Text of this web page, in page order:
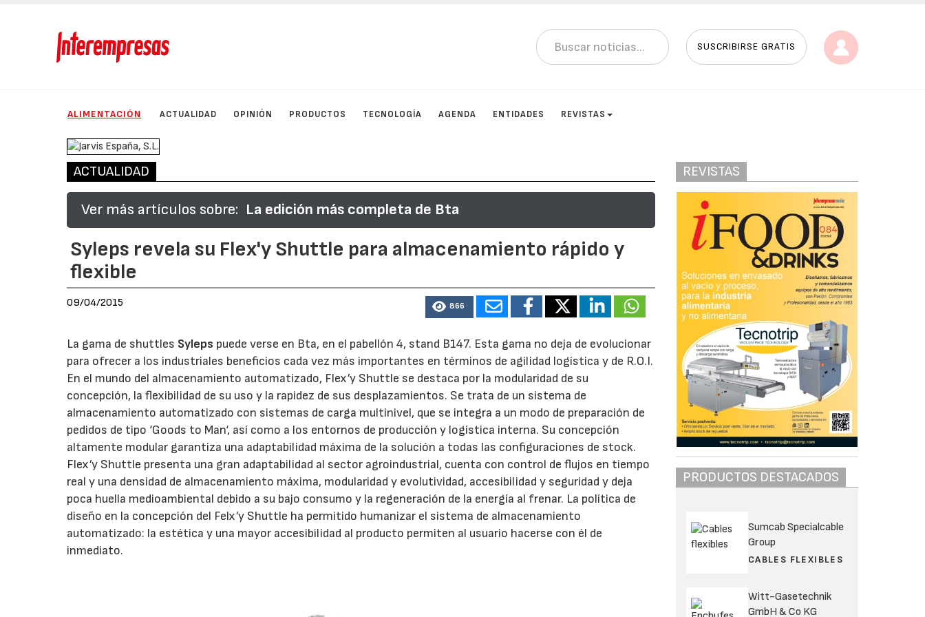
SUSCRIBIRSE GRATIS
ALIMENTACIÓN ACTUALIDAD OPINIÓN PRODUCTOS TECNOLOGÍA AGENDA ENTIDADES REVISTAS
ACTUALIDAD
Ver más artículos sobre: La edición más completa de Bta
Syleps revela su Flex'y Shuttle para almacenamiento rápido y
flexible
09/04/2015 866
La gama de shuttles Syleps puede verse en Bta, en el pabellón 4, stand B147. Esta gama no deja de evolucionar
para ofrecer a los industriales beneficios cada vez más importantes en términos de agilidad logística y de R.O.I.
En el mundo del almacenamiento automatizado, Flex’y Shuttle se destaca por la modularidad de su
concepción, la flexibilidad de su uso y la rapidez de sus desplazamientos. Se trata de un sistema de
almacenamiento automatizado con sistemas de carga multinivel, que se integra a un modo de preparación de
pedidos de tipo ‘Goods to Man‘, así como a los entornos de producción y logística interna. Su concepción
altamente modular garantiza una adaptabilidad máxima de la solución a todas las configuraciones de stock.
Flex’y Shuttle presenta una gran adaptabilidad al sector agroindustrial, cuenta con control de flujos en tiempo
real y una densidad de almacenamiento máxima, modularidad y evolutividad, accesibilidad y seguridad y deja
poca huella medioambiental debido a su bajo consumo y la regeneración de la energía al frenar. La política de
diseño en la concepción del Felx’y Shuttle ha permitido humanizar el sistema de almacenamiento
automatizado: la estética y una mayor accesibilidad al producto permiten al usuario hacerse con él de
inmediato.
REVISTAS
PRODUCTOS DESTACADOS
Sumcab Specialcable
Group
CABLES FLEXIBLES
Witt-Gasetechnik
GmbH & Co KG